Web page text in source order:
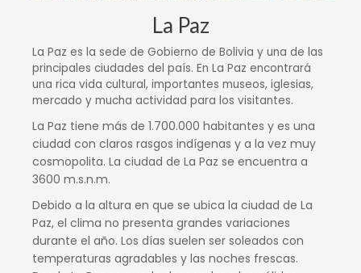
La Paz
La Paz es la sede de Gobierno de Bolivia y una de las
principales ciudades del país. En La Paz encontrará
una rica vida cultural, importantes museos, iglesias,
mercado y mucha actividad para los visitantes.
La Paz tiene más de 1.700.000 habitantes y es una
ciudad con claros rasgos indígenas y a la vez muy
cosmopolita. La ciudad de La Paz se encuentra a
3600 m.s.n.m.
Debido a la altura en que se ubica la ciudad de La
Paz, el clima no presenta grandes variaciones
durante el año. Los días suelen ser soleados con
temperaturas agradables y las noches frescas.